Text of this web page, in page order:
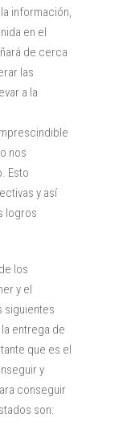
información,
en el
de cerca
las
a la
nos
Esto
y así
logros
los
y el
siguientes
entrega de
que es el
y
conseguir
son: